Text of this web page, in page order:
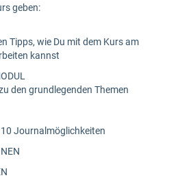
geben:
Tipps, wie Du mit dem Kurs am
kannst
den grundlegenden Themen
Journalmöglichkeiten